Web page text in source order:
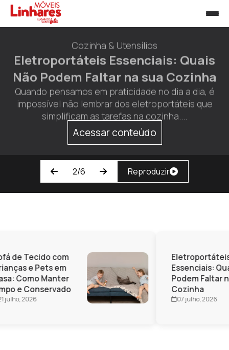
Cozinha & Utensílios
Eletroportáteis Essenciais: Quais
Não Podem Faltar na sua Cozinha
Quando pensamos em praticidade no dia a dia, é
impossível não lembrar dos eletroportáteis que
simplificam as tarefas na cozinha....
Acessar conteúdo
2/6 Reproduzir
de Tecido com
e Pets em
Como Manter
e Conservado
julho, 2026
Eletroportáteis
Essenciais:
Podem Faltar
Cozinha
07 julho, 2026